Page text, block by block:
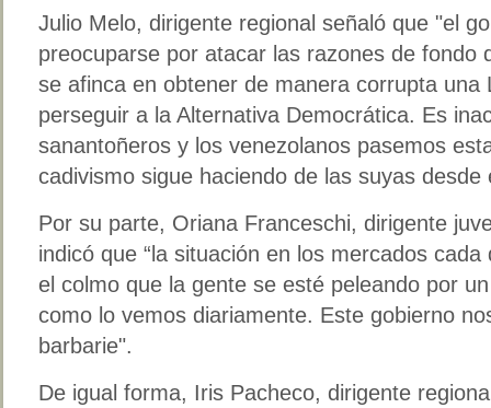
Julio Melo, dirigente regional señaló que "el
preocuparse por atacar las razones de fondo
se afinca en obtener de manera corrupta una
perseguir a la Alternativa Democrática. Es
sanantoñeros y los venezolanos pasemos
cadivismo sigue haciendo de las suyas
Por su parte, Oriana Franceschi, dirigente
indicó que “la situación en los mercados
el colmo que la gente se esté peleando por
como lo vemos diariamente. Este gobierno
barbarie".
De igual forma, Iris Pacheco, dirigente